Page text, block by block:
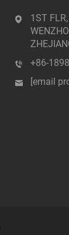
1ST
+86-
[email